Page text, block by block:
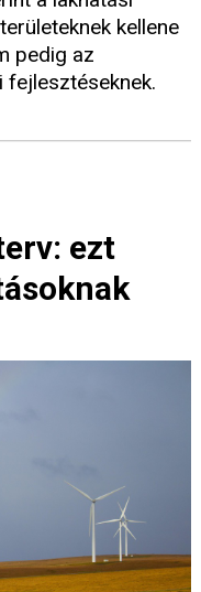
kellene
pedig az
fejlesztéseknek.
ezt